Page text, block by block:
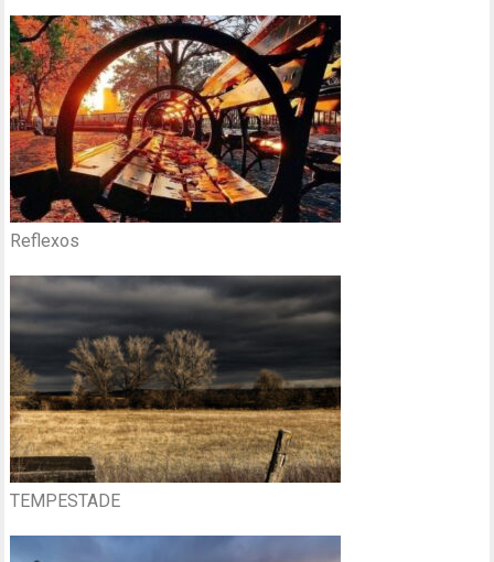
Reflexos
TEMPESTADE